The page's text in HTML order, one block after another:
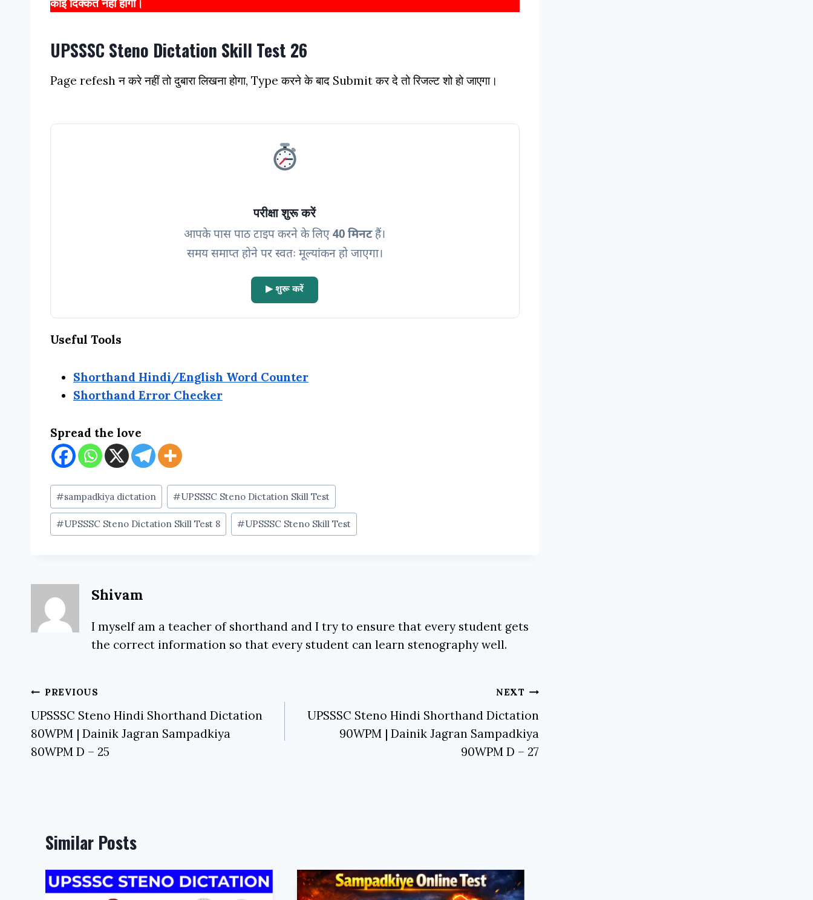
कोई दिक्कत नहीं होगी।
UPSSSC Steno Dictation Skill Test 26
Page refesh न करे नहीं तो दुबारा लिखना होगा, Type करने के बाद Submit कर दे तो रिजल्ट शो हो जाएगा।
परीक्षा शुरू करें
आपके पास पाठ टाइप करने के लिए40 मिनटहैं।
समय समाप्त होने पर स्वतः मूल्यांकन हो जाएगा।
▶ शुरू करें
Useful Tools
Shorthand Hindi/English Word Counter
Shorthand Error Checker
Spread the love
Post
Tags:
#sampadkiya dictation #UPSSSC Steno Dictation Skill Test
#UPSSSC Steno Dictation Skill Test 8 #UPSSSC Steno Skill Test
Shivam
I myself am a teacher of shorthand and I try to ensure that every student gets
the correct information so that every student can learn stenography well.
Post
navigation
PREVIOUS
UPSSSC Steno Hindi Shorthand Dictation
80WPM | Dainik Jagran Sampadkiya
80WPM D – 25
NEXT
UPSSSC Steno Hindi Shorthand Dictation
90WPM | Dainik Jagran Sampadkiya
90WPM D – 27
Similar Posts